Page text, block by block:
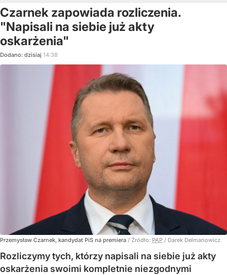
Czarnek zapowiada rozliczenia.
"Napisali na siebie już akty
oskarżenia"
Dodano: dzisiaj 14:38
Przemysław Czarnek, kandydat PiS na premiera / Źródło: PAP / Darek Delmanowicz
Rozliczymy tych, którzy napisali na siebie już akty
oskarżenia swoimi kompletnie niezgodnymi